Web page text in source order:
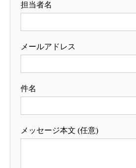
担当者名
メールアドレス
件名
メッセージ本文 (任意)